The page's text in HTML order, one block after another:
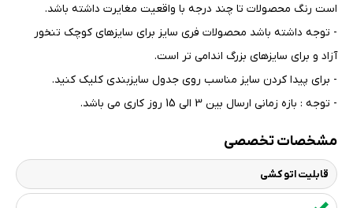
است رنگ محصولات تا چند درجه با واقعیت مغایرت داشته باشد.
- توجه داشته باشد محصولات فری سایز برای سایزهای کوچک تنخور
آزاد و برای سایزهای بزرگ اندامی تر است.
- برای پیدا کردن سایز مناسب روی جدول سایزبندی کلیک کنید.
- توجه : بازه زمانی ارسال بین 3 الی 15 روز کاری می باشد.
مشخصات تخصصی
قابلیت اتو کشی